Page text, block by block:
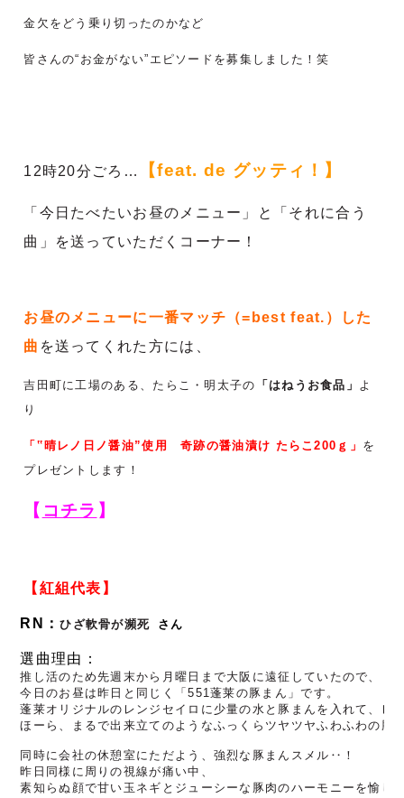
金欠をどう乗り切ったのかなど
皆さんの“お金がない”エピソードを募集しました！笑
12時20分ごろ… 【feat. de グッティ！】
「今日たべたいお昼のメニュー」と「それに合う
曲」を送っていただくコーナー！
お昼のメニューに一番マッチ（=best feat.）した
曲 を送ってくれた方には、
吉田町に工場のある、たらこ・明太子の 「はねうお食品」 よ
り
「‟晴レノ日ノ醤油”使用 奇跡の醤油漬け たらこ200 ｇ 」 を
プレゼントします！
【 コチラ 】
【紅組代表】
RN：ひざ軟骨が瀕死 さん
選曲理由：
推し活のため先週末から月曜日まで大阪に遠征していたので、
今日のお昼は昨日と同じく「551蓬莱の豚まん」です。
蓬莱オリジナルのレンジセイロに少量の水と豚まんを入れて、レ
ほーら、まるで出来立てのようなふっくらツヤツヤふわふわの豚
同時に会社の休憩室にただよう、強烈な豚まんスメル‥！
昨日同様に周りの視線が痛い中、
素知らぬ顔で甘い玉ネギとジューシーな豚肉のハーモニーを愉し